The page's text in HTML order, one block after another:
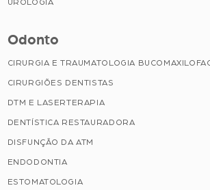
UROLOGIA
Odonto
CIRURGIA E TRAUMATOLOGIA
CIRURGIÕES DENTISTAS
DTM E LASERTERAPIA
DENTÍSTICA RESTAURADORA
DISFUNÇÃO DA ATM
ENDODONTIA
ESTOMATOLOGIA